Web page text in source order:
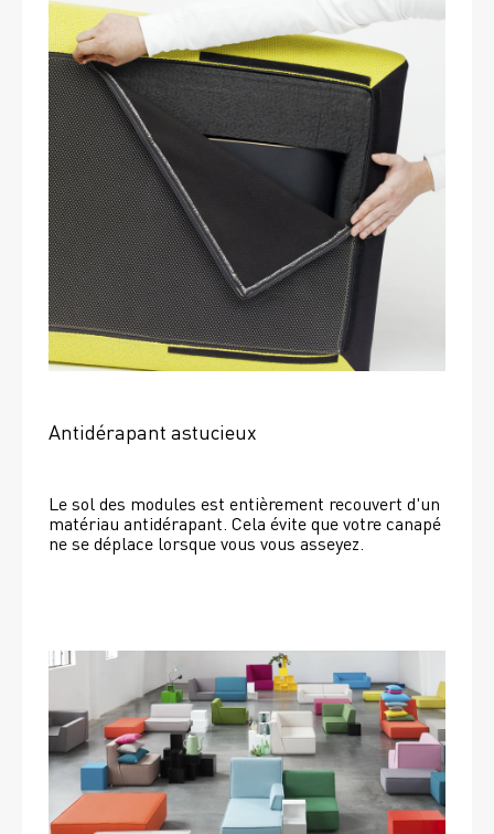
Antidérapant astucieux
Le sol des modules est entièrement recouvert d'un
matériau antidérapant. Cela évite que votre canapé
ne se déplace lorsque vous vous asseyez.